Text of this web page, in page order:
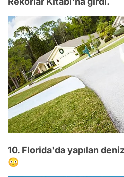
10. Florida'da yapılan
😳